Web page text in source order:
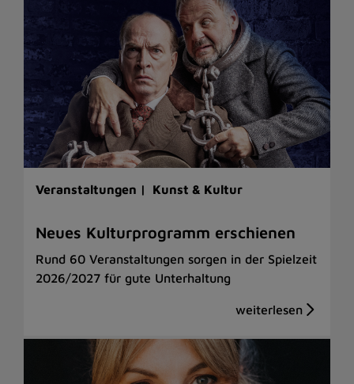
Veranstaltungen | Kunst & Kultur
Neues Kulturprogramm erschienen
Rund 60 Veranstaltungen sorgen in der Spielzeit
2026/2027 für gute Unterhaltung